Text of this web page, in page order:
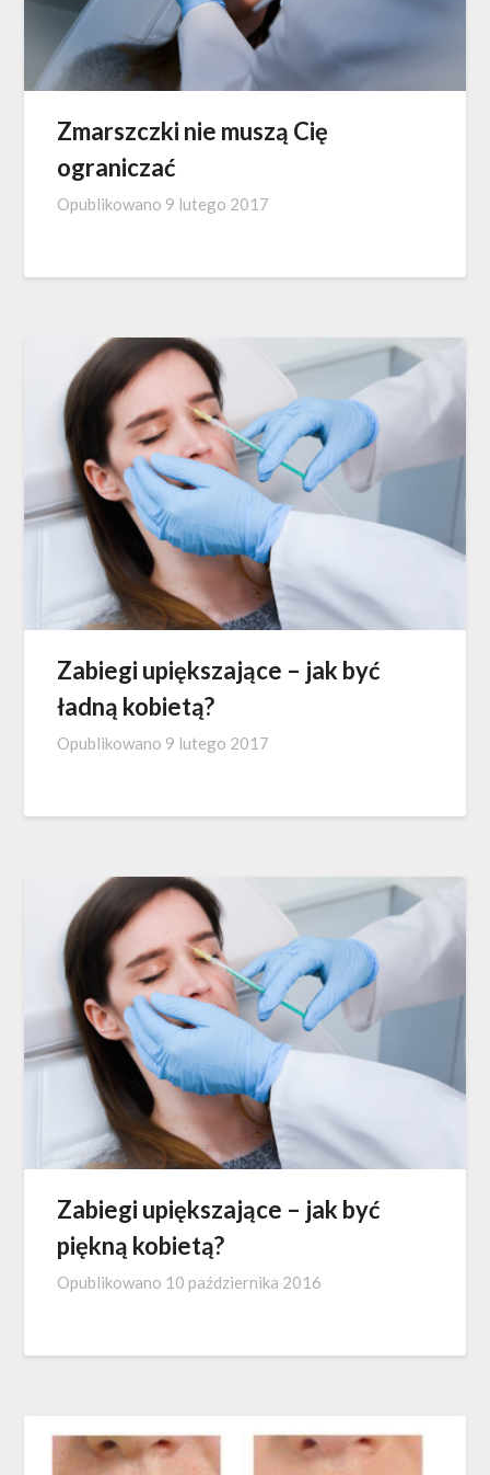
Zmarszczki nie muszą Cię
ograniczać
Opublikowano 9 lutego 2017
Zabiegi upiększające – jak być
ładną kobietą?
Opublikowano 9 lutego 2017
Zabiegi upiększające – jak być
piękną kobietą?
Opublikowano 10 października 2016